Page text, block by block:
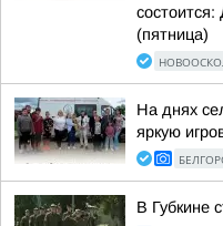
состоится:
(пятница)
На днях
яркую
В Губкине